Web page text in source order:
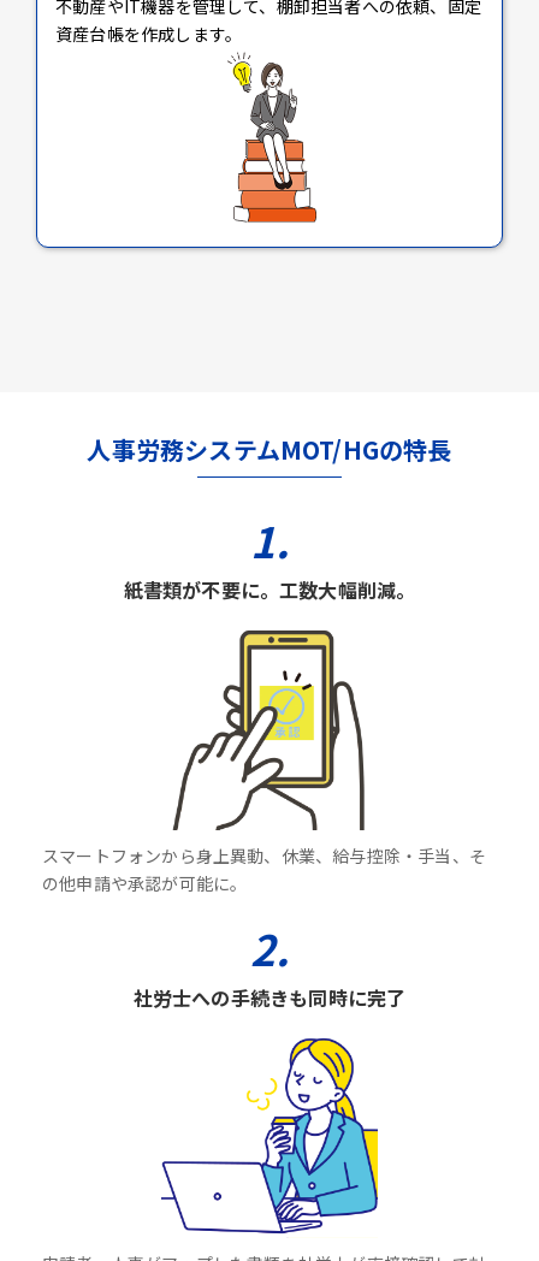
不動産やIT機器を管理して、棚卸担当者への依頼、固定
資産台帳を作成します。
人事労務システムMOT/HGの特長
1.
紙書類が不要に。工数大幅削減。
スマートフォンから身上異動、休業、給与控除・手当、そ
の他申請や承認が可能に。
2.
社労士への手続きも同時に完了